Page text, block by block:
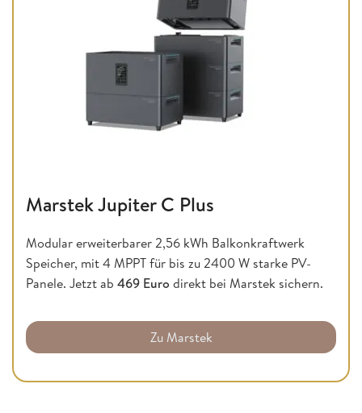
Marstek Jupiter C Plus
Modular erweiterbarer 2,56 kWh Balkonkraftwerk
Speicher, mit 4 MPPT für bis zu 2400 W starke PV-
Panele. Jetzt ab 469 Eurodirekt bei Marstek sichern.
Zu Marstek